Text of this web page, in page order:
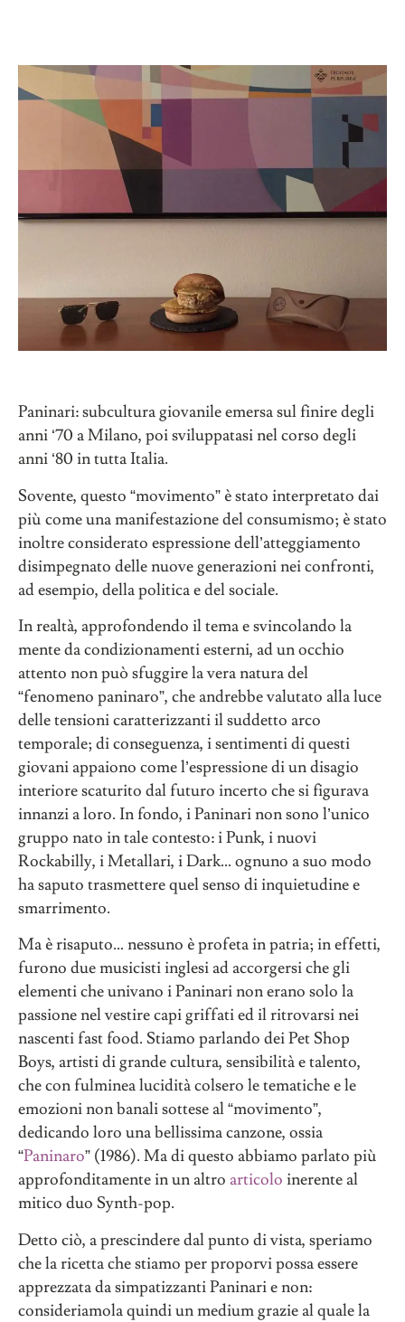
Paninari: subcultura giovanile emersa sul finire degli
anni ‘70 a Milano, poi sviluppatasi nel corso degli
anni ‘80 in tutta Italia.
Sovente, questo “movimento” è stato interpretato dai
più come una manifestazione del consumismo; è stato
inoltre considerato espressione dell’atteggiamento
disimpegnato delle nuove generazioni nei confronti,
ad esempio, della politica e del sociale.
In realtà, approfondendo il tema e svincolando la
mente da condizionamenti esterni, ad un occhio
attento non può sfuggire la vera natura del
“fenomeno paninaro”, che andrebbe valutato alla luce
delle tensioni caratterizzanti il suddetto arco
temporale; di conseguenza, i sentimenti di questi
giovani appaiono come l’espressione di un disagio
interiore scaturito dal futuro incerto che si figurava
innanzi a loro. In fondo, i Paninari non sono l’unico
gruppo nato in tale contesto: i Punk, i nuovi
Rockabilly, i Metallari, i Dark… ognuno a suo modo
ha saputo trasmettere quel senso di inquietudine e
smarrimento.
Ma è risaputo… nessuno è profeta in patria; in effetti,
furono due musicisti inglesi ad accorgersi che gli
elementi che univano i Paninari non erano solo la
passione nel vestire capi griffati ed il ritrovarsi nei
nascenti fast food. Stiamo parlando dei Pet Shop
Boys, artisti di grande cultura, sensibilità e talento,
che con fulminea lucidità colsero le tematiche e le
emozioni non banali sottese al “movimento”,
dedicando loro una bellissima canzone, ossia
“Paninaro” (1986). Ma di questo abbiamo parlato più
approfonditamente in un altro articolo inerente al
mitico duo Synth-pop.
Detto ciò, a prescindere dal punto di vista, speriamo
che la ricetta che stiamo per proporvi possa essere
apprezzata da simpatizzanti Paninari e non:
consideriamola quindi un medium grazie al quale la